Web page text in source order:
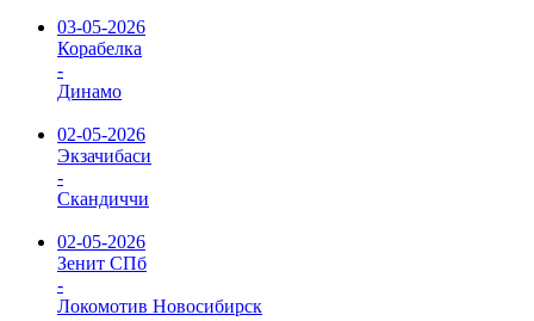
03-05-2026
Корабелка
-
Динамо
02-05-2026
Экзачибаси
-
Скандиччи
02-05-2026
Зенит СПб
-
Локомотив Новосибирск